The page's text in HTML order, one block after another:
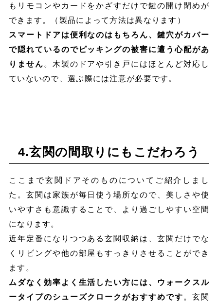
もリモコンやカードをかざすだけで鍵の開け閉めが
できます。（製品によって方法は異なります）
スマートドアは便利なのはもちろん、鍵穴がカバー
で隠れているのでピッキングの被害に遭う心配があ
りません 。木製のドアや引き戸にはほとんど対応し
ていないので、選ぶ際には注意が必要です。
4.玄関の間取りにもこだわろう
ここまで玄関ドアそのものについてご紹介しまし
た。玄関は家族が毎日使う場所なので、美しさや使
いやすさも意識することで、より過ごしやすい空間
になります。
近年定番になりつつある玄関収納は、玄関だけでな
くリビングや他の部屋もすっきりさせることができ
ます。
ムダなく効率よく生活したい方には、ウォークスル
ータイプのシューズクロークがおすすめです 。玄関